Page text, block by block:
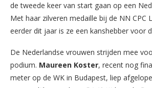
de tweede keer van start gaan op een
Met haar zilveren medaille bij de NN CPC
eerder dit jaar is ze een kanshebber voor
De Nederlandse vrouwen strijden mee
podium. Maureen Koster, recent nog
meter op de WK in Budapest, liep